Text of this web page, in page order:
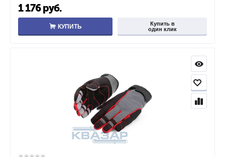
1 176 руб.
КУПИТЬ
Купить в
один клик